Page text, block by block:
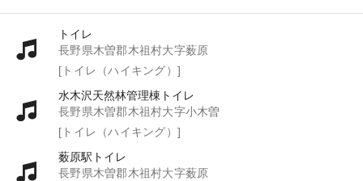
トイレ
長野県木曽郡木祖村大字薮原
[トイレ（ハイキング）]
水木沢天然林管理棟トイレ
長野県木曽郡木祖村大字小木曽
[トイレ（ハイキング）]
薮原駅トイレ
長野県木曽郡木祖村大字薮原